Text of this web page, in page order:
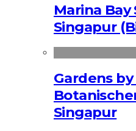
Marina Bay
Singapur
Gardens
Singapur